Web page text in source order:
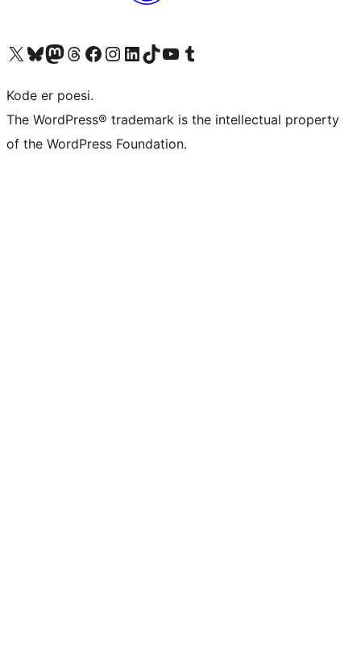
Besøk vår konto på X Visit our Bluesky account
Besøk vår Mastodon-konto
Visit our Threads account
Besøk vår Facebook-sideBesøk vår Instagram-konto
Besøk vår LinkedIn-konto
Visit our TikTok account
Visit our YouTube channel
Visit our Tumblr account
Kode er poesi.
The WordPress® trademark is the intellectual property
of the WordPress Foundation.